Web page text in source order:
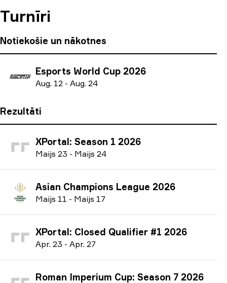
Turnīri
Notiekošie un nākotnes
Esports World Cup 2026
Aug. 12 - Aug. 24
Rezultāti
XPortal: Season 1 2026
Maijs 23 - Maijs 24
Asian Champions League 2026
Maijs 11 - Maijs 17
XPortal: Closed Qualifier #1 2026
Apr. 23 - Apr. 27
Roman Imperium Cup: Season 7 2026